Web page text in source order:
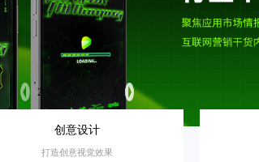
3
创意设计
打造创意视觉效果